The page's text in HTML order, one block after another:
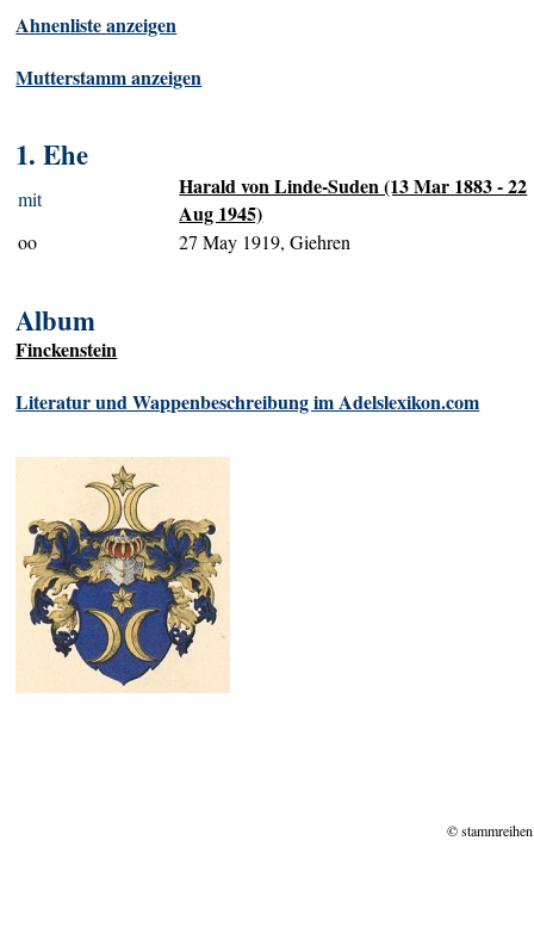
Ahnenliste anzeigen
Mutterstamm anzeigen
1. Ehe
mit
Harald von Linde-Suden (13 Mar 1883 - 22
Aug 1945)
oo 27 May 1919, Giehren
Album
Finckenstein
Literatur und Wappenbeschreibung im Adelslexikon.com
©